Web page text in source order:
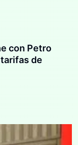
con Petro
de